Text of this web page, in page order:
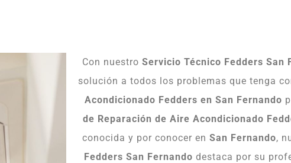
Con nuestro Servicio Técnico Fedders San
solución a todos los problemas que tenga
Acondicionado Fedders en San Fernando
de Reparación de Aire Acondicionado
conocida y por conocer en San Fernando,
Fedders San Fernando destaca por su